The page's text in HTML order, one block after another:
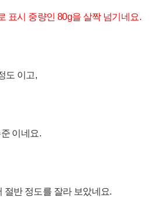
표시 중량인 80g을 살짝 넘기네요.
도 이고,
이네요.
절반 정도를 잘라 보았네요.